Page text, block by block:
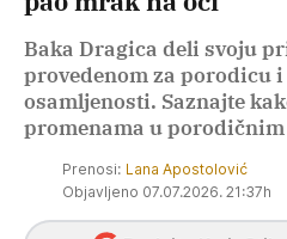
Baka Dragica deli svoju
provedenom za porodicu
osamljenosti. Saznajte
promenama u
Prenosi: Lana Apostolović
Objavljeno 07.07.2026. 21:37h